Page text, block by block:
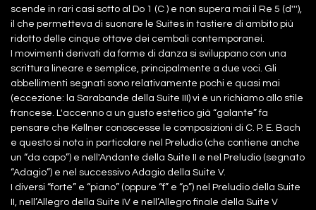
scende in rari casi sotto al Do 1 (C ) e non supera mai il Re 5 (d'''),
il che permetteva di suonare le Suites in tastiere di ambito più
ridotto delle cinque ottave dei cembali contemporanei.
I movimenti derivati da forme di danza si sviluppano con una
scrittura lineare e semplice, principalmente a due voci. Gli
abbellimenti segnati sono relativamente pochi e quasi mai
(eccezione: la Sarabande della Suite III) vi è un richiamo allo stile
francese. L'accenno a un gusto estetico già “galante” fa
pensare che Kellner conoscesse le composizioni di C. P. E. Bach
e questo si nota in particolare nel Preludio (che contiene anche
un “da capo”) e nell'Andante della Suite II e nel Preludio (segnato
“Adagio”) e nel successivo Adagio della Suite V.
I diversi “forte” e “piano” (oppure “f” e “p”) nel Preludio della Suite
II, nell’Allegro della Suite IV e nell’Allegro finale della Suite V